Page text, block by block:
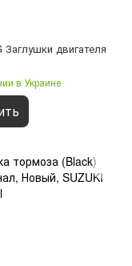
Заглушки двигателя
в Украине